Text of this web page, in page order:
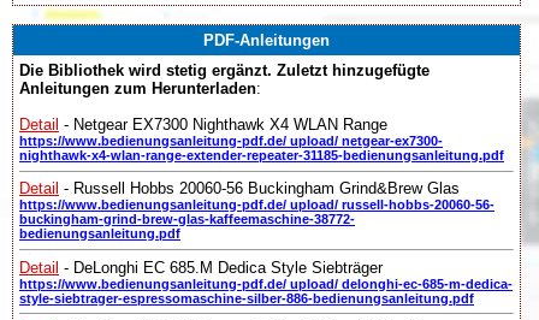
PDF-Anleitungen
Die Bibliothek wird stetig ergänzt. Zuletzt hinzugefügte
Anleitungen zum Herunterladen:
Detail - Netgear EX7300 Nighthawk X4 WLAN Range
https://www.bedienungsanleitung-pdf.de/ upload/ netgear-ex7300-
nighthawk-x4-wlan-range-extender-repeater-31185-bedienungsanleitung.pdf
Detail - Russell Hobbs 20060-56 Buckingham Grind&Brew Glas
https://www.bedienungsanleitung-pdf.de/ upload/ russell-hobbs-20060-56-
buckingham-grind-brew-glas-kaffeemaschine-38772-
bedienungsanleitung.pdf
Detail - DeLonghi EC 685.M Dedica Style Siebträger
https://www.bedienungsanleitung-pdf.de/ upload/ delonghi-ec-685-m-dedica-
style-siebtrager-espressomaschine-silber-886-bedienungsanleitung.pdf